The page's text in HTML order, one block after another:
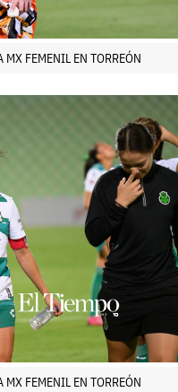
FEMENIL EN TORREÓN
FEMENIL EN TORREÓN